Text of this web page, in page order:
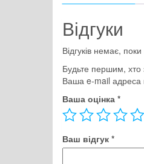
Відгуки
Відгуків немає,
Будьте першим, хто
Ваша e-mail
Ваша оцінка *
Ваш відгук *